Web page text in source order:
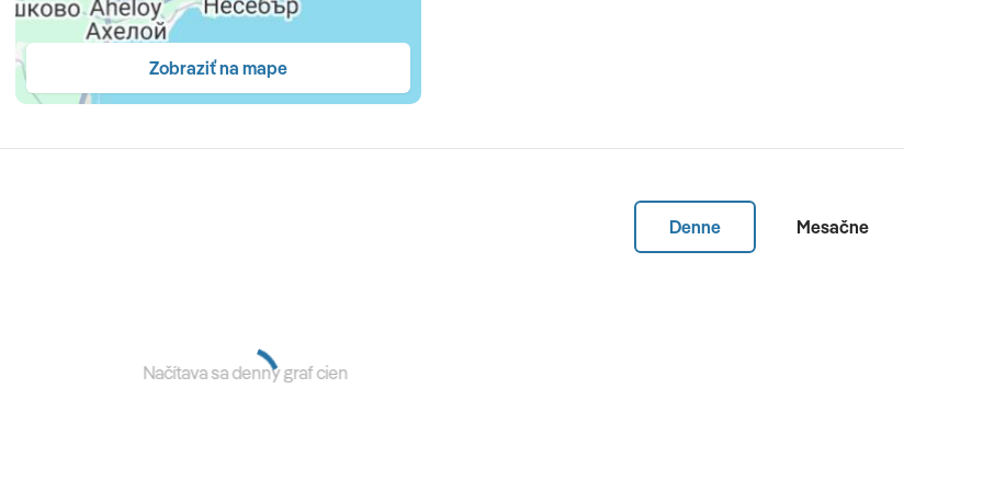
– 21:00 h) formou bufetu • neskoré raňajky (10:00
koláče a zmrzlina (15:00 – 17:30 h) • miestne
• záhradná reštaurácia • lobby bar • bar pri
Zobraziť na mape
Denne Mesačne
Načítava sa denný graf cien